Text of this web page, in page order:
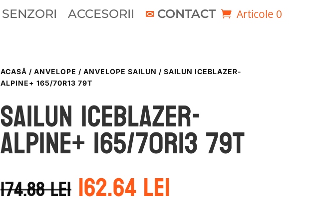
SENZORI ACCESORII CONTACT Articole 0
ACASĂ / ANVELOPE / ANVELOPE SAILUN / SAILUN ICEBLAZER-
ALPINE+ 165/70R13 79T
Sailun ICEBLAZER-
ALPINE+ 165/70R13 79T
174.88lei Prețul
inițial
a
fost:
162.64lei